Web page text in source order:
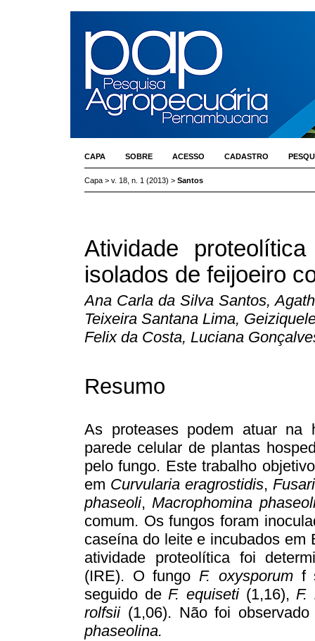
CAPA SOBRE ACESSO CADASTRO
Capa > v. 18, n. 1 (2013) > Santos
Atividade
isolados de feijoeiro
Ana Carla da Silva Santos,
Teixeira Santana Lima,
Felix da Costa, Luciana
Resumo
As proteases podem atuar na
parede celular de plantas
pelo fungo. Este trabalho
em Curvularia eragrostidis,
phaseoli,Macrophomina
comum. Os fungos foram
caseína do leite e incubados em
atividade proteolítica foi
(IRE). O fungoF. oxysporumf
seguido deF. equiseti(1,16),F.
rolfsii(1,06). Não foi
phaseolina.